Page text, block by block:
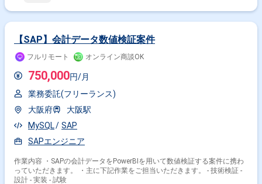
【SAP】会計データ数値検証案件
フルリモート オンライン商談OK
750,000円/月
業務委託(フリーランス)
大阪府
大阪駅
MySQL
SAP
SAPエンジニア
作業内容 ・SAPの会計データをPowerBIを用いて数値検証する案件に携わ
っていただきます。 ・主に下記作業をご担当いただきます。 - 技術検証 -
設計 - 実装 - 試験